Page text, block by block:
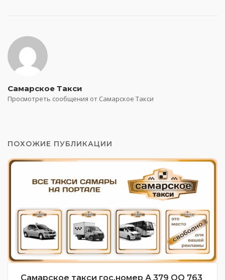
Самарское Такси
Просмотреть сообщения от Самарское Такси
ПОХОЖИЕ ПУБЛИКАЦИИ
Самарское такси гос.номер А 379 ОО 763